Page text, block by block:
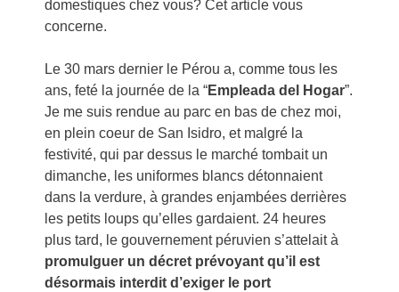
domestiques chez vous? Cet article vous
concerne.
Le 30 mars dernier le Pérou a, comme tous les
ans, feté la journée de la “Empleada del Hogar”.
Je me suis rendue au parc en bas de chez moi,
en plein coeur de San Isidro, et malgré la
festivité, qui par dessus le marché tombait un
dimanche, les uniformes blancs détonnaient
dans la verdure, à grandes enjambées derrières
les petits loups qu’elles gardaient. 24 heures
plus tard, le gouvernement péruvien s’attelait à
promulguer un décret prévoyant qu’il est
désormais interdit d’exiger le port